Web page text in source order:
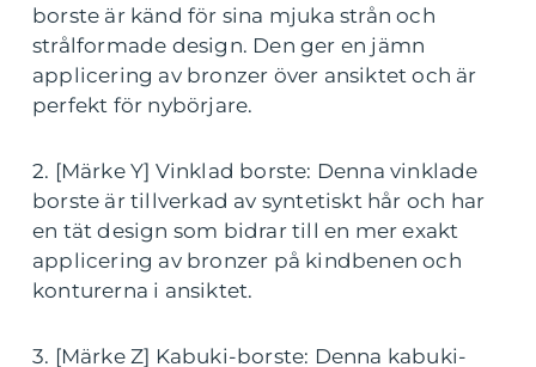
borste är känd för sina mjuka strån och
strålformade design. Den ger en jämn
applicering av bronzer över ansiktet och är
perfekt för nybörjare.
2. [Märke Y] Vinklad borste: Denna vinklade
borste är tillverkad av syntetiskt hår och har
en tät design som bidrar till en mer exakt
applicering av bronzer på kindbenen och
konturerna i ansiktet.
3. [Märke Z] Kabuki-borste: Denna kabuki-